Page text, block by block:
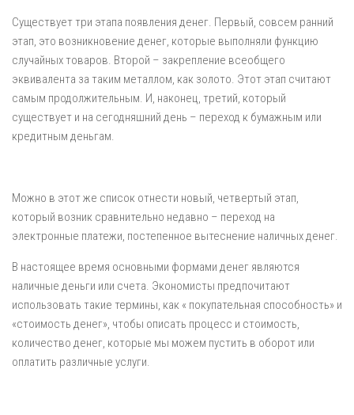
Существует три этапа появления денег. Первый, совсем ранний
этап, это возникновение денег, которые выполняли функцию
случайных товаров. Второй – закрепление всеобщего
эквивалента за таким металлом, как золото. Этот этап считают
самым продолжительным. И, наконец, третий, который
существует и на сегодняшний день – переход к бумажным или
кредитным деньгам.
Можно в этот же список отнести новый, четвертый этап,
который возник сравнительно недавно – переход на
электронные платежи, постепенное вытеснение наличных денег.
В настоящее время основными формами денег являются
наличные деньги или счета. Экономисты предпочитают
использовать такие термины, как « покупательная способность» и
«стоимость денег», чтобы описать процесс и стоимость,
количество денег, которые мы можем пустить в оборот или
оплатить различные услуги.